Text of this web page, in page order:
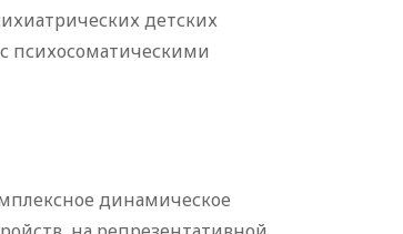
детских
психосоматическими
динамическое